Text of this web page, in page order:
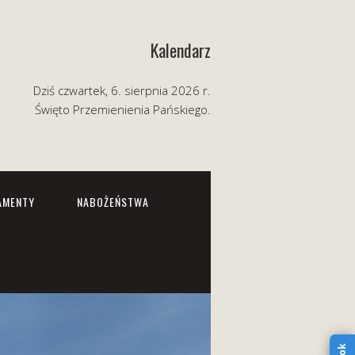
Kalendarz
Dziś czwartek, 6. sierpnia 2026 r.
Święto Przemienienia Pańskiego.
NABOŻEŃSTWA